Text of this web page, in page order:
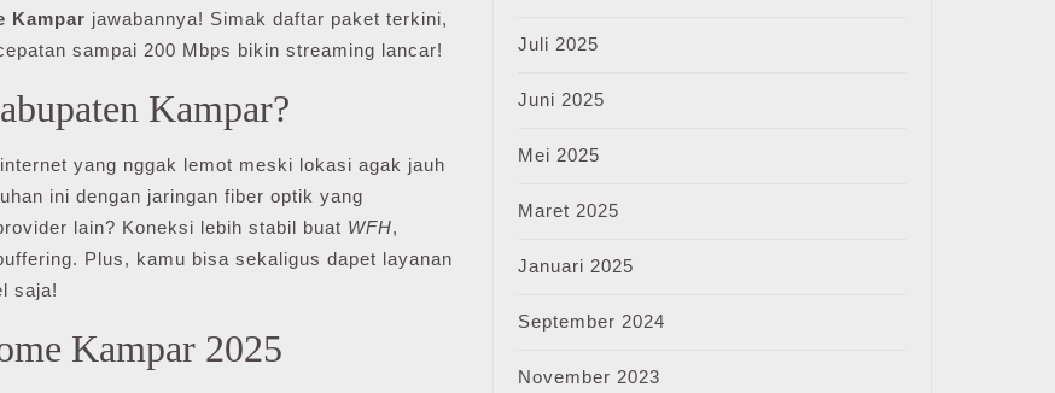
Kampar jawabannya! Simak daftar paket terkini,
sampai 200 Mbps bikin streaming lancar!
Kampar?
yang nggak lemot meski lokasi agak jauh
ini dengan jaringan fiber optik yang
lain? Koneksi lebih stabil buat WFH,
Plus, kamu bisa sekaligus dapet layanan
saja!
Kampar 2025
Juli 2025
Juni 2025
Mei 2025
Maret 2025
Januari 2025
September 2024
November 2023